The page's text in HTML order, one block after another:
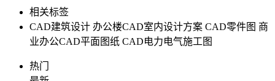
相关标签
CAD建筑设计 办公楼CAD室内设计方案 CAD零件图 商
业办公CAD平面图纸 CAD电力电气施工图
热门